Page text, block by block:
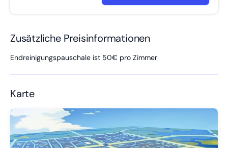
Zusätzliche Preisinformationen
Endreinigungspauschale ist 50€ pro Zimmer
Karte